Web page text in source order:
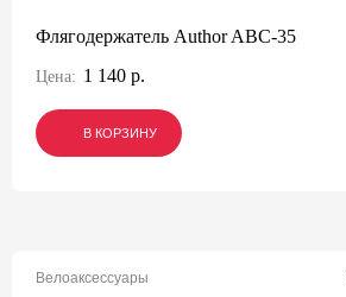
Флягодержатель Author ABC-35
Цена: 1 140 р.
В КОРЗИНУ
В КОРЗИНУ
В КОРЗИНУ
Велоаксессуары